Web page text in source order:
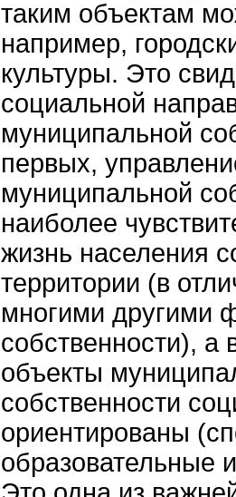
таким объектам
например,
культуры. Это
социальной
муниципальной
первых,
муниципальной
наиболее
жизнь населения
территории (в
многими другими
собственности), а
объекты
собственности
ориентированы
образовательные